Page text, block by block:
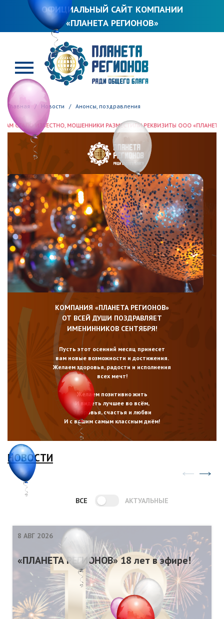
ОФИЦИАЛЬНЫЙ САЙТ КОМПАНИИ
«ПЛАНЕТА РЕГИОНОВ»
ПЛАНЕТА РЕГИОНОВ
Главная Новости Анонсы, поздравления
МОШЕННИКИ РАЗМЕСТИЛИ РЕКВИЗИТЫ ООО «ПЛАНЕТА РЕГИОНОВ»
КОМПАНИЯ «ПЛАНЕТА РЕГИОНОВ»
ОТ ВСЕЙ ДУШИ ПОЗДРАВЛЯЕТ
ИМЕНИННИКОВ СЕНТЯБРЯ!
Пусть этот осенний месяц принесет
вам новые возможности и достижения.
Желаем здоровья, радости и исполнения
всех мечт!
Желаем позитивно жить
И видеть лучшее во всём,
Здоровья, счастья и любви
И с вашим самым классным днём!
НОВОСТИ
ВСЕ АКТУАЛЬНЫЕ
8 АВГ 2026
«ПЛАНЕТА РЕГИОНОВ» 18 лет в эфире!